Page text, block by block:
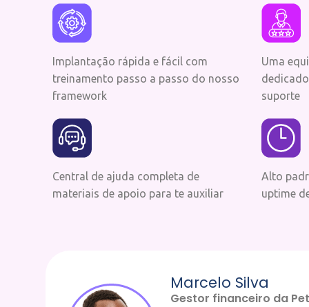
Implantação rápida e fácil com
treinamento passo a passo do nosso
framework
Central de ajuda completa de
materiais de apoio para te auxiliar
Uma
suporte
Alto
uptime
Marcelo Silva
Gestor financeiro da